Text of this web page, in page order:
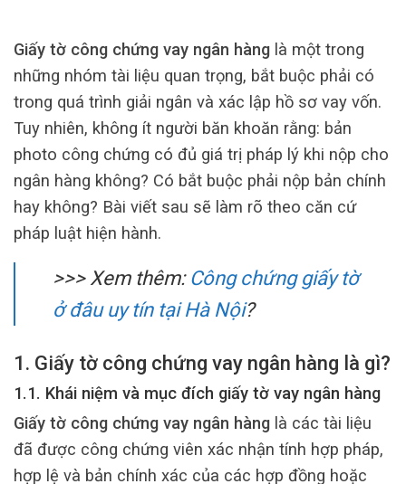
Giấy tờ công chứng vay ngân hàng là một trong
những nhóm tài liệu quan trọng, bắt buộc phải có
trong quá trình giải ngân và xác lập hồ sơ vay vốn.
Tuy nhiên, không ít người băn khoăn rằng: bản
photo công chứng có đủ giá trị pháp lý khi nộp cho
ngân hàng không? Có bắt buộc phải nộp bản chính
hay không? Bài viết sau sẽ làm rõ theo căn cứ
pháp luật hiện hành.
>>> Xem thêm: Công chứng giấy tờ
ở đâu uy tín tại Hà Nội?
1. Giấy tờ công chứng vay ngân hàng là gì?
1.1. Khái niệm và mục đích giấy tờ vay ngân hàng
Giấy tờ công chứng vay ngân hàng là các tài liệu
đã được công chứng viên xác nhận tính hợp pháp,
hợp lệ và bản chính xác của các hợp đồng hoặc